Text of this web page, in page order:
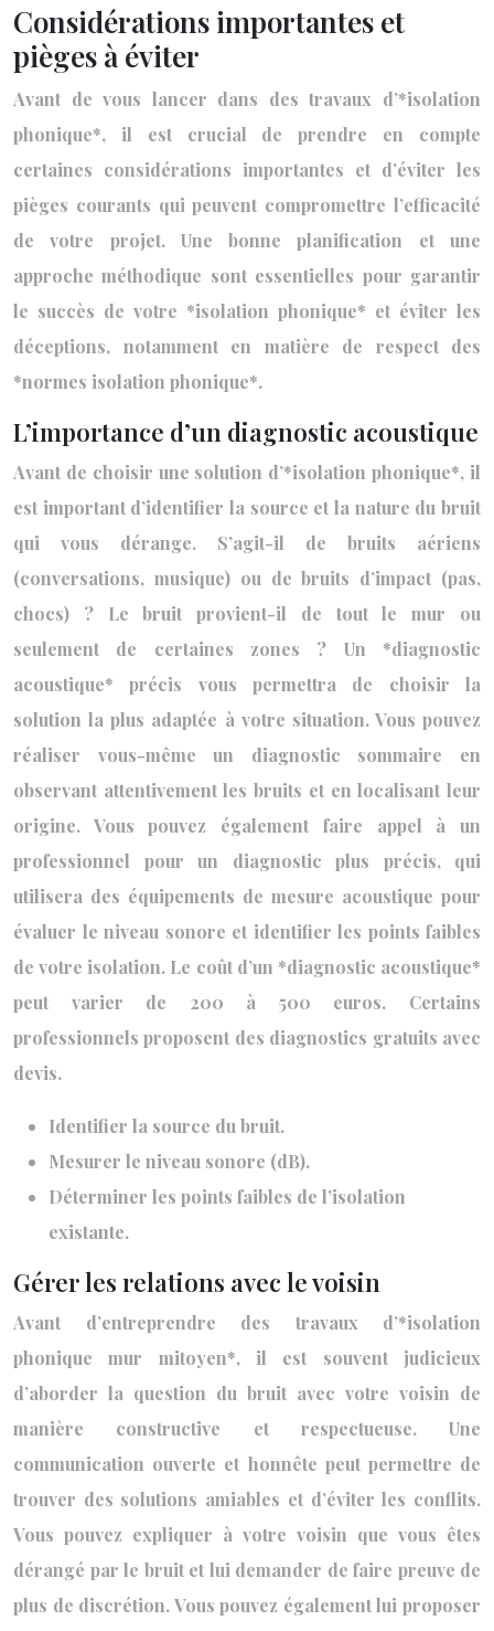
Considérations importantes et
pièges à éviter
Avant de vous lancer dans des travaux d’*isolation
phonique*, il est crucial de prendre en compte
certaines considérations importantes et d’éviter les
pièges courants qui peuvent compromettre l’efficacité
de votre projet. Une bonne planification et une
approche méthodique sont essentielles pour garantir
le succès de votre *isolation phonique* et éviter les
déceptions, notamment en matière de respect des
*normes isolation phonique*.
L’importance d’un diagnostic acoustique
Avant de choisir une solution d’*isolation phonique*, il
est important d’identifier la source et la nature du bruit
qui vous dérange. S’agit-il de bruits aériens
(conversations, musique) ou de bruits d’impact (pas,
chocs) ? Le bruit provient-il de tout le mur ou
seulement de certaines zones ? Un *diagnostic
acoustique* précis vous permettra de choisir la
solution la plus adaptée à votre situation. Vous pouvez
réaliser vous-même un diagnostic sommaire en
observant attentivement les bruits et en localisant leur
origine. Vous pouvez également faire appel à un
professionnel pour un diagnostic plus précis, qui
utilisera des équipements de mesure acoustique pour
évaluer le niveau sonore et identifier les points faibles
de votre isolation. Le coût d’un *diagnostic acoustique*
peut varier de 200 à 500 euros. Certains
professionnels proposent des diagnostics gratuits avec
devis.
Identifier la source du bruit.
Mesurer le niveau sonore (dB).
Déterminer les points faibles de l’isolation
existante.
Gérer les relations avec le voisin
Avant d’entreprendre des travaux d’*isolation
phonique mur mitoyen*, il est souvent judicieux
d’aborder la question du bruit avec votre voisin de
manière constructive et respectueuse. Une
communication ouverte et honnête peut permettre de
trouver des solutions amiables et d’éviter les conflits.
Vous pouvez expliquer à votre voisin que vous êtes
dérangé par le bruit et lui demander de faire preuve de
plus de discrétion. Vous pouvez également lui proposer